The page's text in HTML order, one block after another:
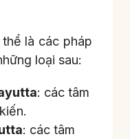
là các pháp
loại sau:
: các tâm
: các tâm